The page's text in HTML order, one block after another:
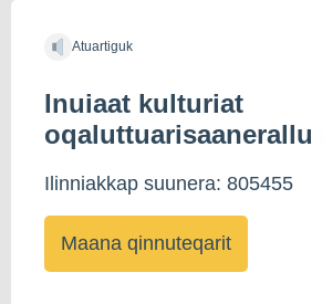
Atuartiguk
Inuiaat kulturiat
oqaluttuarisaanerallu
Ilinniakkap suunera: 805455
Maana qinnuteqarit